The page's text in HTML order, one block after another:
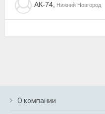
АК-74, Нижний Новгород
О компании